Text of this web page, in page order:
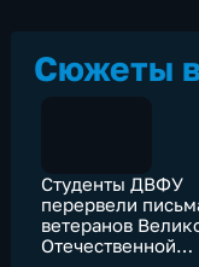
Сюжеты
Студенты ДВФУ
перервели
ветеранов
Отечественной